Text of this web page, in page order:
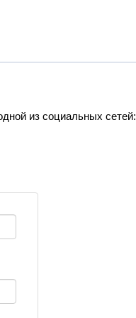
из социальных сетей: